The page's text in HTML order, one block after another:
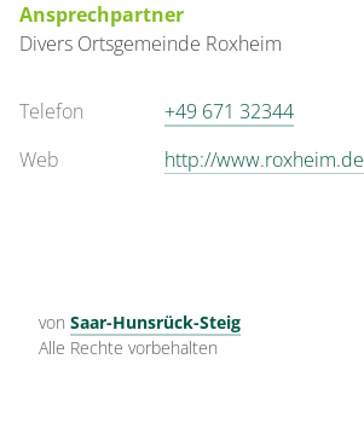
Ansprechpartner
Divers Ortsgemeinde Roxheim
Telefon
+49 671 32344
Web
http://www.roxheim.de
von Saar-Hunsrück-Steig
Alle Rechte vorbehalten